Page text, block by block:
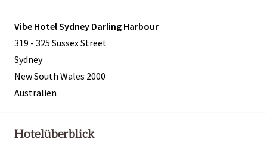
Vibe Hotel Sydney Darling Harbour
319 - 325 Sussex Street
Sydney
New South Wales 2000
Australien
Hotelüberblick